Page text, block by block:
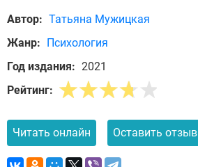
Автор: Татьяна Мужицкая
Жанр: Психология
Год издания: 2021
Рейтинг:
Читать онлайн Оставить отзыв